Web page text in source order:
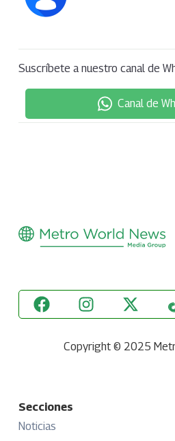
Suscríbete a nuestro canal de
Canal de
Copyright © 2025
Secciones
Noticias